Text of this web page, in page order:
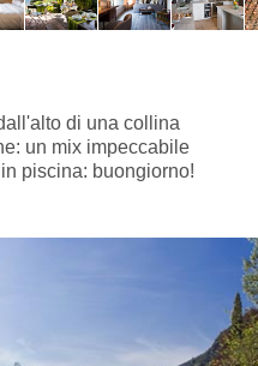
di una collina
un mix impeccabile
piscina: buongiorno!